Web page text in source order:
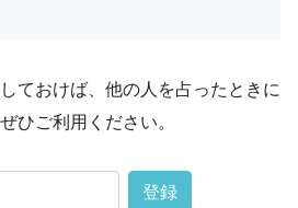
ておけば、他の人を占ったときに
ひご利用ください。
登録